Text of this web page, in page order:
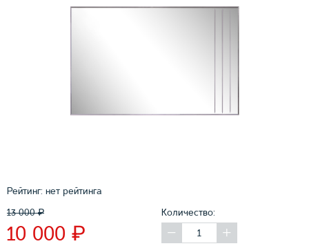
Рейтинг: нет рейтинга
13 000₽
10 000 ₽
Количество: